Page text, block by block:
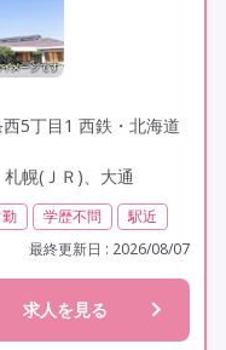
5丁目1 西鉄・北海道
幌(ＪＲ)、大通
学歴不問
駅近
最終更新日 : 2026/08/07
求人を見る